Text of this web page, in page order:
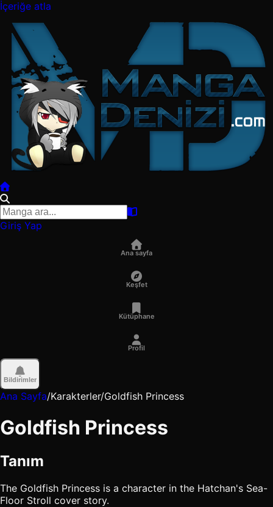
İçeriğe atla
Giriş Yap
Ana sayfa
Keşfet
Kütüphane
Profil
Bildirimler
Ana Sayfa/Karakterler/Goldfish Princess
Goldfish Princess
Tanım
The Goldfish Princess is a character in the Hatchan's Sea-
Floor Stroll cover story.